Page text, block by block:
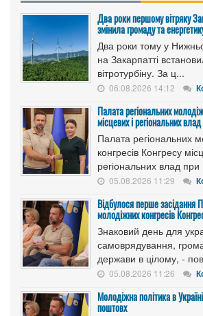
Два роки першому вітряку
змінила громаду та
Два роки тому у
на Закарпатті
вітротурбіну. За ц...
06.08.2026 14:12
Палата регіональних
місцевих і регіональних
Палата регіональних
конгресів Конгресу
регіональних влад
05.08.2026 11:29
Відбулося перше засідання
молодіжних конгресів
Знаковий день для
самоврядування,
держави в цілому, -
05.08.2026 11:26
Молодіжна політика в
поштовх